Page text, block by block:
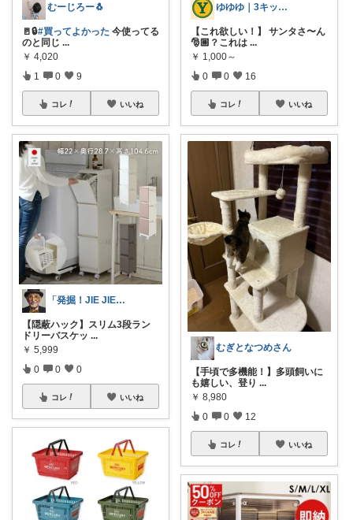
むーじろー🐧
🚪🔒️#買ってよかった 今使ってる
のと同じ ...
￥ 4,020
1 0 9
コレ いいね
「発掘！JIE JIEマーケット」
【隠蔽ハック】スリム3段ラン
ドリーバスケッ ...
￥ 5,999
0 0 0
コレ いいね
ゆゆゆ｜3キッズ母ちゃん🍙🥋🧡🌼
【これ欲しい！】 サンタさ〜ん
🎅🏼？これは ...
￥ 1,000～
0 0 16
コレ いいね
むぎとなつめさん
【手頃で多機能！】多頭飼いに
も嬉しい、登り ...
￥ 8,980
0 0 12
コレ いいね